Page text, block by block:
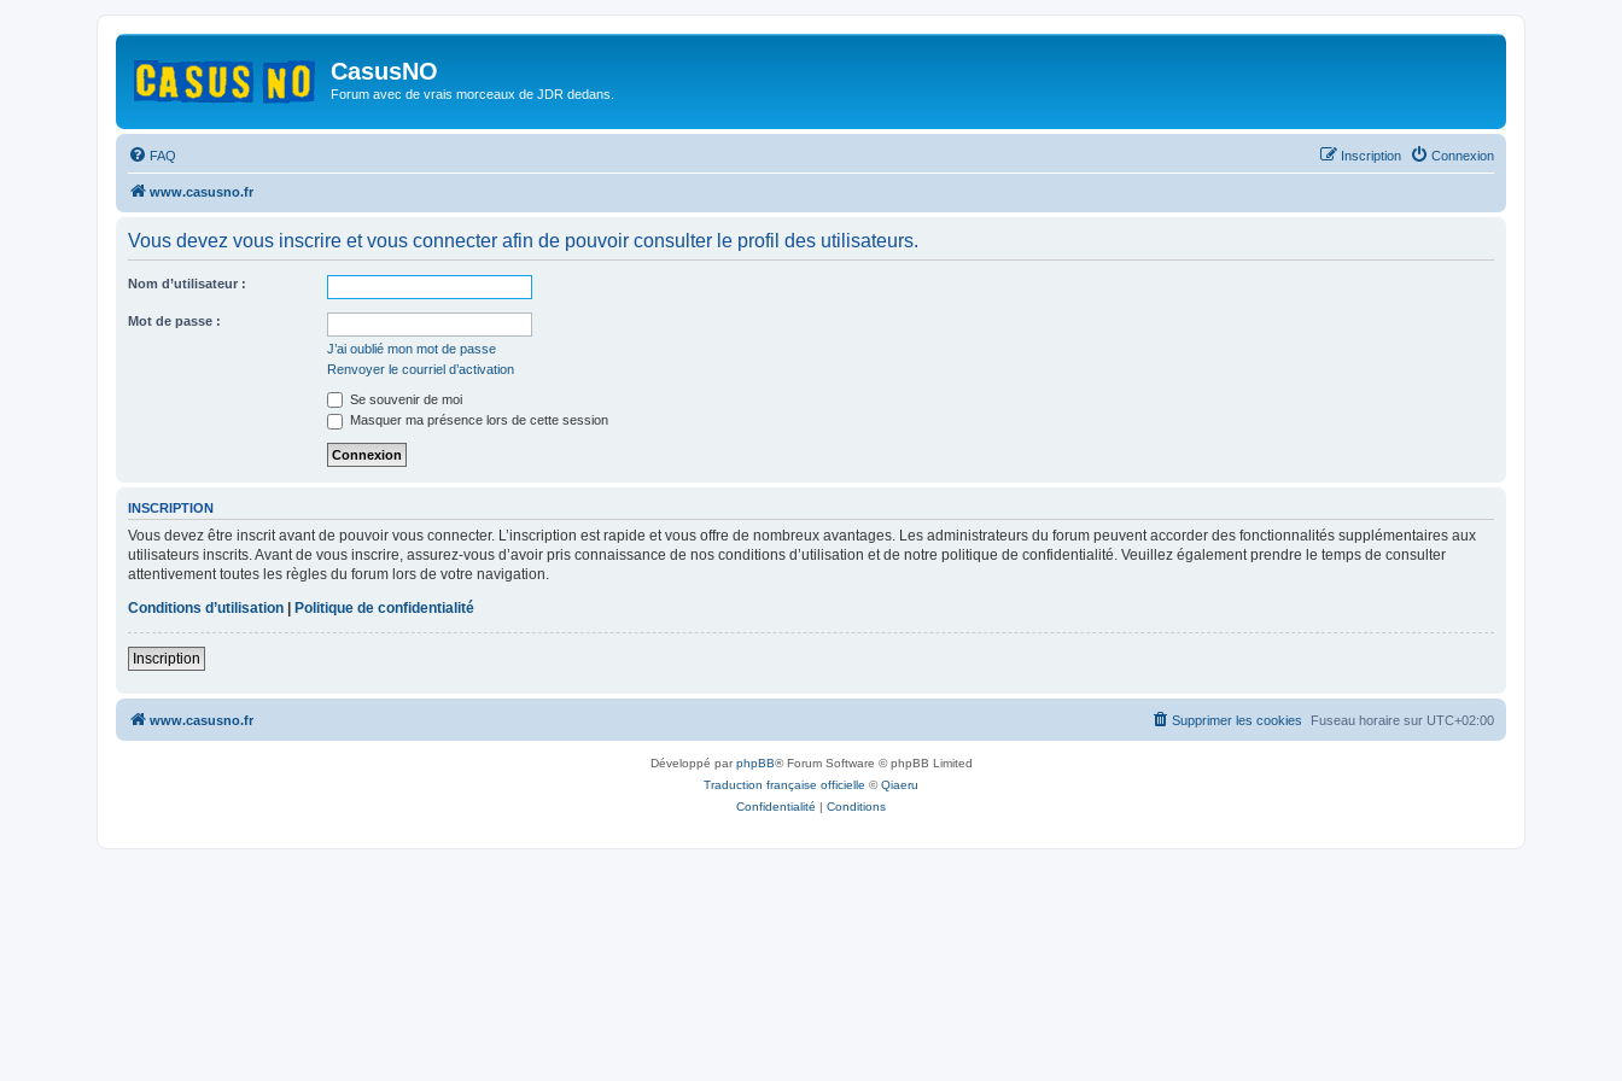
CasusNO
Forum avec de vrais morceaux de JDR dedans.
FAQ Connexion
Inscription
www.casusno.fr
Vous devez vous inscrire et vous connecter afin de pouvoir consulter le profil des utilisateurs.
Nom d’utilisateur :
Mot de passe :
J’ai oublié mon mot de passe
Renvoyer le courriel d’activation
Se souvenir de moi
Masquer ma présence lors de cette session
INSCRIPTION
Vous devez être inscrit avant de pouvoir vous connecter. L’inscription est rapide et vous offre de nombreux avantages. Les administrateurs du forum peuvent accorder des fonctionnalités supplémentaires aux
utilisateurs inscrits. Avant de vous inscrire, assurez-vous d’avoir pris connaissance de nos conditions d’utilisation et de notre politique de confidentialité. Veuillez également prendre le temps de consulter
attentivement toutes les règles du forum lors de votre navigation.
Conditions d’utilisation
Politique de confidentialité
Inscription
www.casusno.fr Fuseau horaire sur UTC+02:00
Supprimer les cookies
Développé parphpBB® Forum Software © phpBB Limited
Traduction française officielle ©Qiaeru
Confidentialité | Conditions